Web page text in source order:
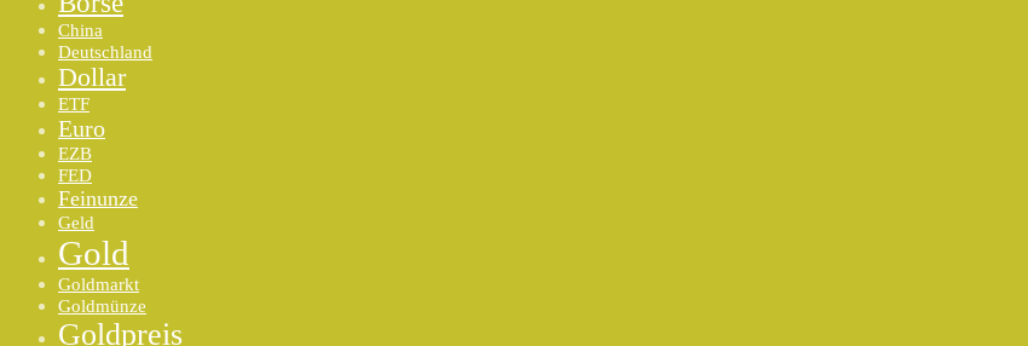
China
Deutschland
Dollar
ETF
Euro
EZB
FED
Feinunze
Geld
Gold
Goldmarkt
Goldmünze
Goldpreis